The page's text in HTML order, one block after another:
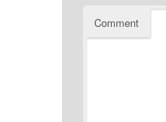
Comment